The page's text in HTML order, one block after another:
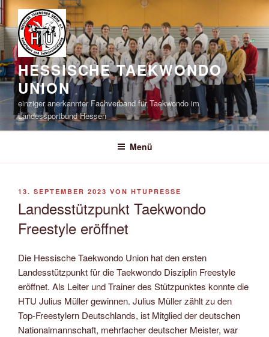
Zum
Inhalt
springen
HESSISCHE TAEKWONDO
UNION
einziger anerkannter Fachverband für Taekwondo im
Landessportbund Hessen
Menü
VERÖFFENTLICHT
13. SEPTEMBER 2023 VON HTUPRESSE
Landesstützpunkt Taekwondo
Freestyle eröffnet
Die Hessische Taekwondo Union hat den ersten
Landesstützpunkt für die Taekwondo Disziplin Freestyle
eröffnet. Als Leiter und Trainer des Stützpunktes konnte die
HTU Julius Müller gewinnen. Julius Müller zählt zu den
Top-Freestylern Deutschlands, ist Mitglied der deutschen
Nationalmannschaft, mehrfacher deutscher Meister, war